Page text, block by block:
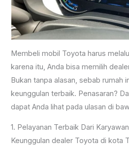
Membeli mobil Toyota harus
karena itu, Anda bisa memilih
Bukan tanpa alasan, sebab rumah
keunggulan terbaik. Penasaran?
dapat Anda lihat pada ulasan di
1. Pelayanan Terbaik Dari Karyawan
Keunggulan dealer Toyota di kota